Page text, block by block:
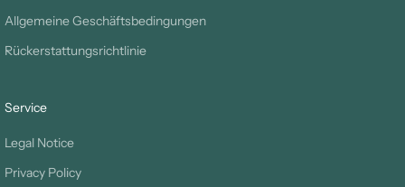
Allgemeine Geschäftsbedingungen
Rückerstattungsrichtlinie
Service
Legal Notice
Privacy Policy